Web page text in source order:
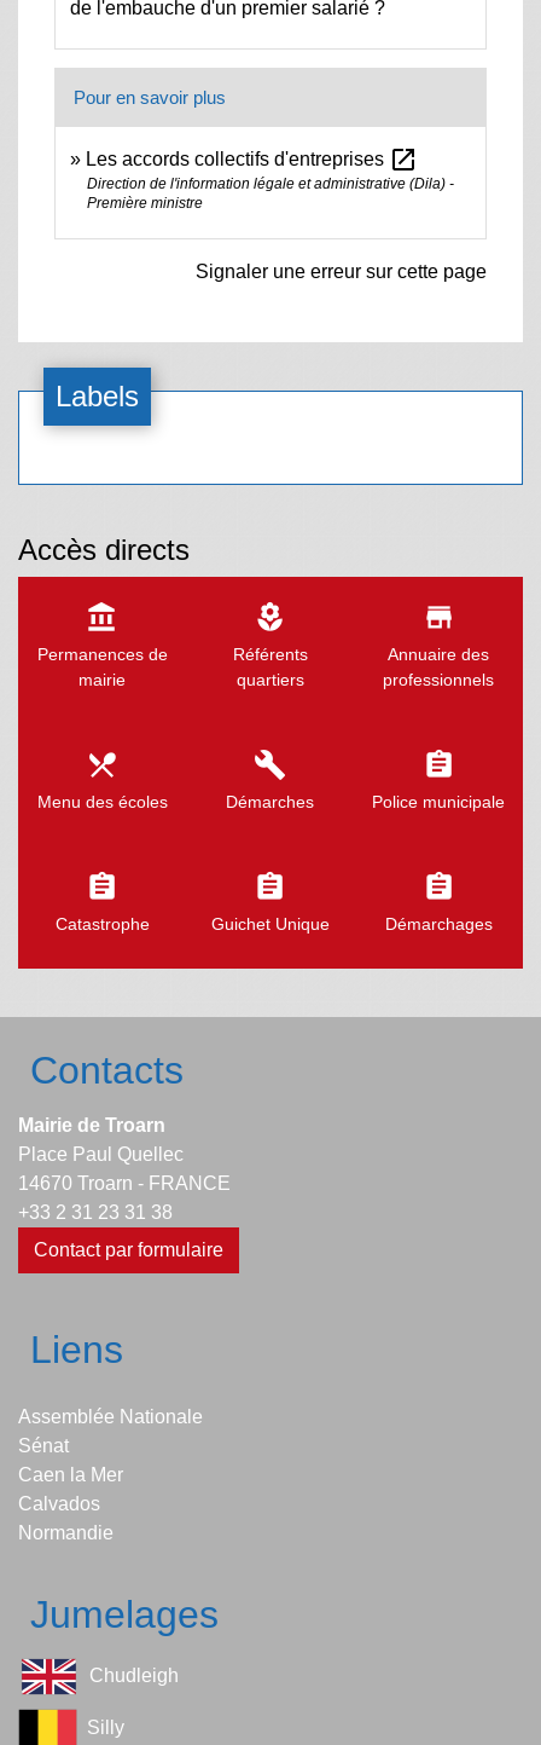
de l'embauche d'un premier salarié ?
Pour en savoir plus
Les accords collectifs d'entreprises open_in_new
Direction de l'information légale et administrative (Dila) -
Première ministre
Signaler une erreur sur cette page
Labels
Accès directs
account_balance
Permanences de
mairie
local_florist
Référents
quartiers
store
Annuaire des
professionnels
local_dining
Menu des écoles
build
Démarches
assignment
Police municipale
assignment
Catastrophe
assignment
Guichet Unique
assignment
Démarchages
Contacts
Mairie de Troarn
Place Paul Quellec
14670 Troarn - FRANCE
+33 2 31 23 31 38
Contact par formulaire
Liens
Assemblée Nationale
Sénat
Caen la Mer
Calvados
Normandie
Jumelages
Chudleigh
Silly